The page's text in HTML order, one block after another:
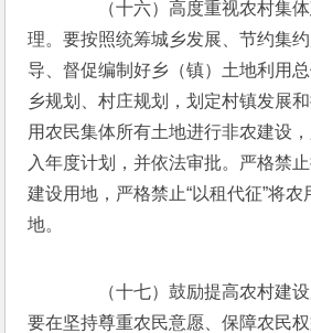
（十六）高度重视农村集体
理。要按照统筹城乡发展、节约集
导、督促编制好乡（镇）土地利用总
乡规划、村庄规划，划定村镇发展
用农民集体所有土地进行非农建设
入年度计划，并依法审批。严格禁
建设用地，严格禁止“以租代征”将农
地。
（十七）鼓励提高农村建设
要在坚持尊重农民意愿、保障农民